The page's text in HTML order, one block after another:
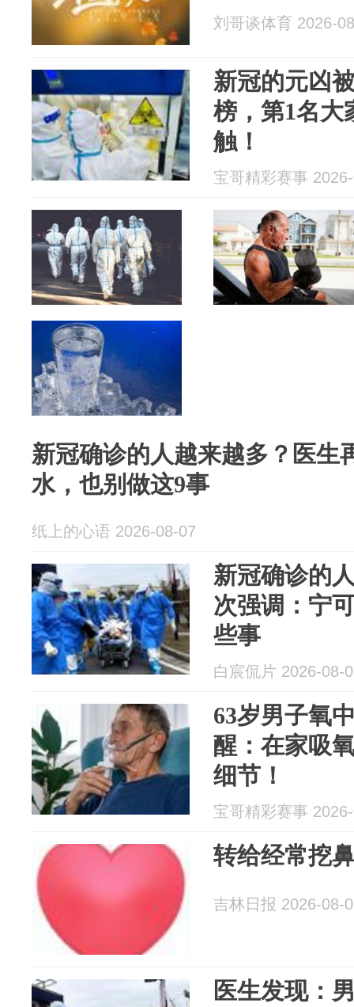
刘哥谈体育 2026-
新冠的元凶
榜，第1名大
触！
宝哥精彩赛事
新冠确诊的人越来越多？医生
水，也别做这9事
纸上的心语 2026-08-07
新冠确诊的
次强调：宁
些事
白宸侃片 2026-08-
63岁男子氧
醒：在家吸
细节！
宝哥精彩赛事
转给经常挖
吉林日报 2026-08-
医生发现：